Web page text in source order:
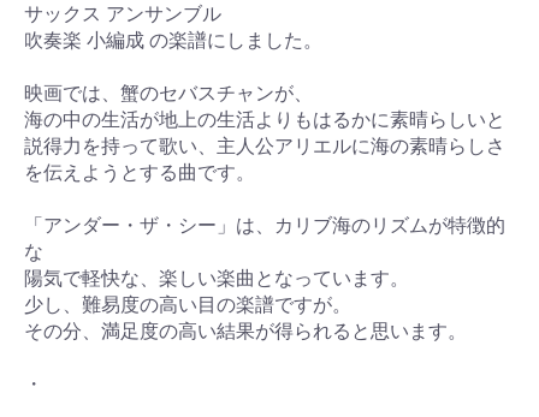
サックス アンサンブル
吹奏楽 小編成 の楽譜にしました。
映画では、蟹のセバスチャンが、
海の中の生活が地上の生活よりもはるかに素晴らしいと
説得力を持って歌い、主人公アリエルに海の素晴らしさ
を伝えようとする曲です。
「アンダー・ザ・シー」は、カリブ海のリズムが特徴的
な
陽気で軽快な、楽しい楽曲となっています。
少し、難易度の高い目の楽譜ですが。
その分、満足度の高い結果が得られると思います。
・